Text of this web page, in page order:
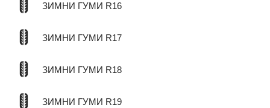
ЗИМНИ ГУМИ R16
ЗИМНИ ГУМИ R17
ЗИМНИ ГУМИ R18
ЗИМНИ ГУМИ R19